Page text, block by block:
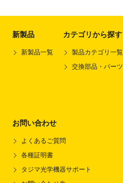
新製品
新製品一覧
カテゴリから探す
製品カテゴリ一覧
交換部品・パーツ
お問い合わせ
よくあるご質問
各種証明書
タジマ光学機器サポート